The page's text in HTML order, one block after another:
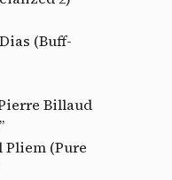
(Buff-
Billaud
Pliem (Pure